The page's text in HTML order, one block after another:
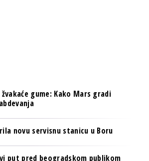
gume: Kako Mars gradi
novu servisnu stanicu u Boru
put pred beogradskom publikom